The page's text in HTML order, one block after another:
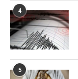
4
5